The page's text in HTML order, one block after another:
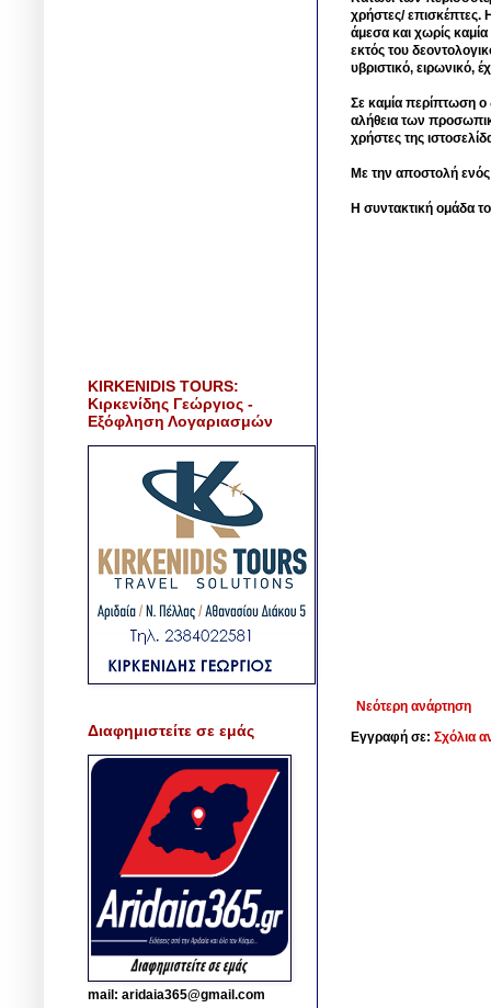
χρήστες/ επισκέπτες.
άμεσα και χωρίς
εκτός του
υβριστικό, ειρωνικό,
Σε καμία περίπτωση ο
αλήθεια των
χρήστες της
Με την αποστολή
Η συντακτική ομάδα
Νεότερη ανάρτηση
Εγγραφή σε: Σχόλια
KIRKENIDIS TOURS:
Κιρκενίδης Γεώργιος -
Εξόφληση Λογαριασμών
Διαφημιστείτε σε εμάς
mail: aridaia365@gmail.com